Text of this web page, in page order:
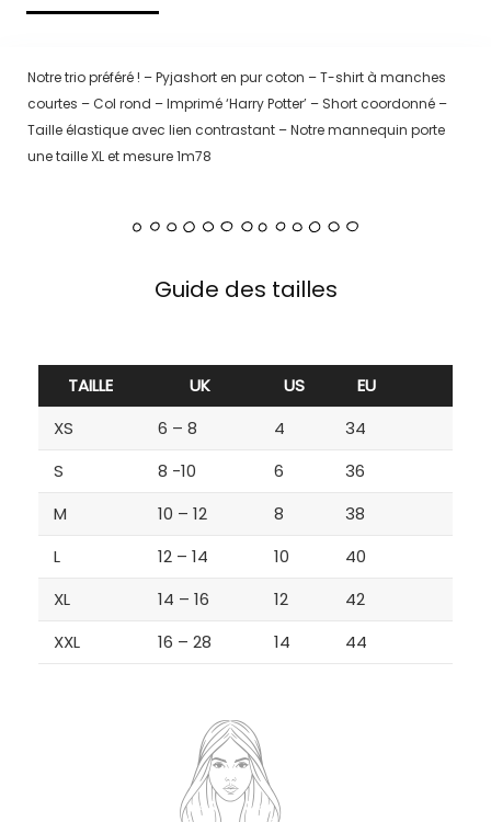
Notre trio préféré ! – Pyjashort en pur coton – T-shirt à manches
courtes – Col rond – Imprimé ‘Harry Potter’ – Short coordonné –
Taille élastique avec lien contrastant – Notre mannequin porte
une taille XL et mesure 1m78
Guide des tailles
TAILLE UK US
EU
XS
6 – 8 4
34
S
8 -10 6
36
M
10 – 12 8
38
L
12 – 14 10
40
XL
14 – 16 12
42
XXL
16 – 28 14 44